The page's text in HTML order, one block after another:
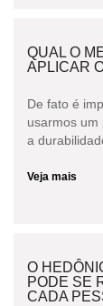
QUAL O
APLICAR
De fato é
usarmos
a
Veja mais
O
PODE SE
CADA